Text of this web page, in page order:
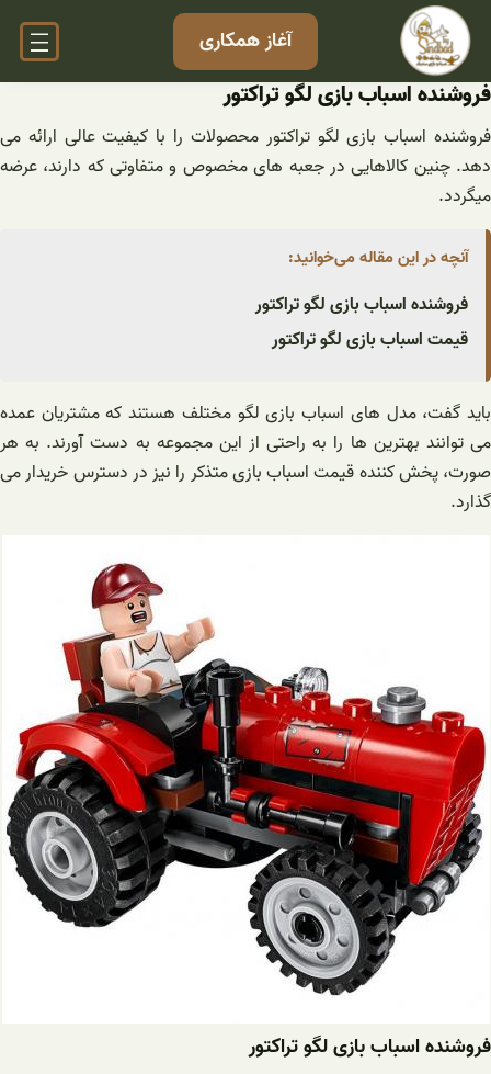
رفتن
محتوا
آغاز همکاری
فروشنده اسباب بازی لگو تراکتور
فروشنده اسباب بازی لگو تراکتور محصولات را با کیفیت عالی ارائه می
دهد. چنین کالاهایی در جعبه های مخصوص و متفاوتی که دارند، عرضه
میگردد.
آنچه در این مقاله می‌خوانید:
فروشنده اسباب بازی لگو تراکتور
قیمت اسباب بازی لگو تراکتور
باید گفت، مدل های اسباب بازی لگو مختلف هستند که مشتریان عمده
می توانند بهترین ها را به راحتی از این مجموعه به دست آورند. به هر
صورت، پخش کننده قیمت اسباب بازی متذکر را نیز در دسترس خریدار می
گذارد.
فروشنده اسباب بازی لگو تراکتور